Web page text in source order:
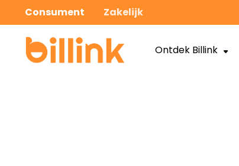
Consument Zakelijk
Ontdek Billink